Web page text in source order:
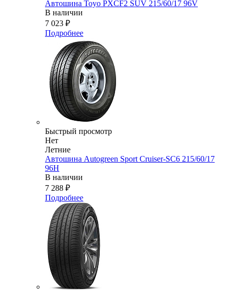
Автошина Toyo PXCF2 SUV 215/60/17 96V
В наличии
7 023 ₽
Подробнее
Быстрый просмотр
Нет
Летние
Автошина Autogreen Sport Cruiser-SC6 215/60/17
96H
В наличии
7 288 ₽
Подробнее